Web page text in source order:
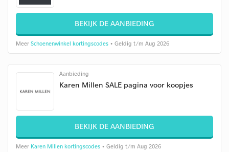
BEKIJK DE AANBIEDING
Meer Schoenenwinkel kortingscodes • Geldig t/m Aug 2026
Aanbieding
Karen Millen SALE pagina voor koopjes
BEKIJK DE AANBIEDING
Meer Karen Millen kortingscodes • Geldig t/m Aug 2026